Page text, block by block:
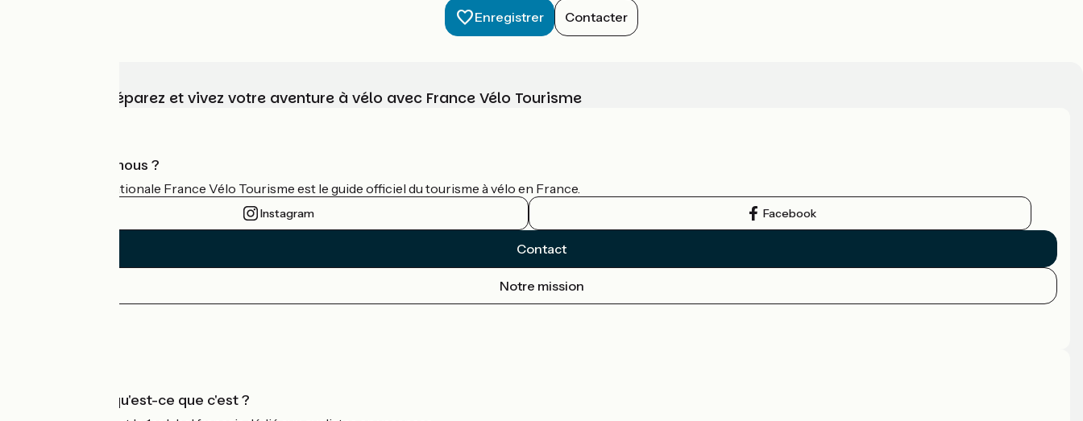
Enregistrer Contacter
Choisissez, préparez et vivez votre aventure à vélo avec France Vélo Tourisme
Qui sommes-nous ?
L'association nationale France Vélo Tourisme est le guide officiel du tourisme à vélo en France.
Instagram Facebook
Contact
Notre mission
Accueil Vélo qu'est-ce que c'est ?